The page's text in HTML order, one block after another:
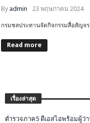
By admin 23 พฤษภาคม 2024
กรมชลประทานจัดกิจกรรมสื่อสัญจ
Read more
เรื่องล่าสุด
ตำรวจภาค5 ดีเอสไอพร้อมผู้ว่